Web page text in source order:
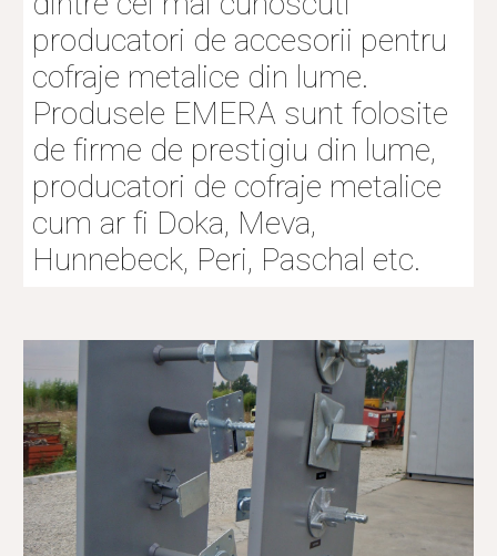
producatori de accesorii pentru
cofraje metalice din lume.
Produsele EMERA sunt folosite
de firme de prestigiu din lume,
producatori de cofraje metalice
cum ar fi Doka, Meva,
Hunnebeck, Peri, Paschal etc.